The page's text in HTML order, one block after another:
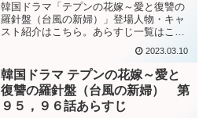
韓国ドラマ「テプンの花嫁～愛と復讐の
羅針盤（台風の新婦）」登場人物・キャ
スト紹介はこちら。あらすじ一覧はこち
ら。韓国ドラマ「テプンの花嫁～愛と復
讐の羅針盤（台風の新婦）」第９７話あ
らすじルブランもローズマリーアワーズ
の決勝に残り、喜ぶパダ。...
2023.03.10
韓国ドラマ テプンの花嫁～愛と
復讐の羅針盤（台風の新婦） 第
９５，９６話あらすじ